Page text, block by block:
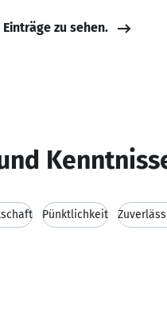
zu sehen.
Pünktlichkeit